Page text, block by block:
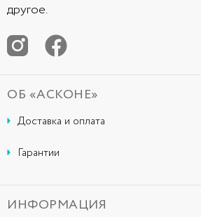
другое.
ОБ «АСКОНЕ»
Доставка и оплата
Гарантии
ИНФОРМАЦИЯ